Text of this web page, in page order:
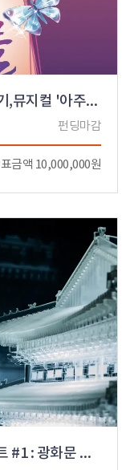
1형당뇨가족의 사랑을 담은 이야기,뮤지컬 '아주특별한선물'
펀딩마감
금액 10,000,000원
한국건축의 美, 광장 전시 프로젝트 #1 : 광화문 광장